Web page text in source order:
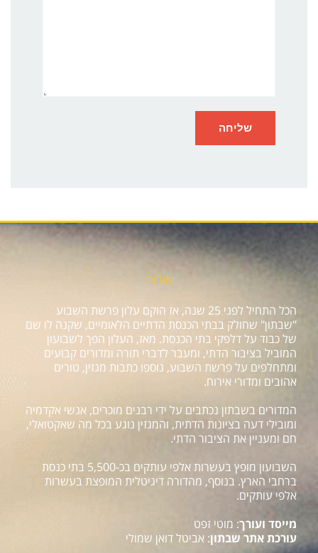
אודות
הכל התחיל לפני 25 שנה, אז הוקם עלון פרשת השבוע
"שבתון" שחולק בבתי הכנסת הדתיים הלאומיים, שקנה לו שם
של כבוד על דלפקי בתי הכנסת. מאז, העלון הפך לשבועון
המוביל בציבור הדתי, ומעבר לדברי תורה ומדורים קבועים
ומתחלפים על פרשת השבוע, נוספו כתבות מגזין, טורים
אהובים ומדורי אירוח.
המדורים בשבתון נכתבים על ידי רבנים מוכרים, אנשי אקדמיה
ומובילי דעה בציונות הדתית, והמגזין נוגע בכל מה שאקטואלי,
חם ומעניין את הציבור הדתי.
השבועון מופץ בעשרות אלפי עותקים בכ-5,500 בתי כנסת
ברחבי הארץ. בנוסף, מהדורה דיגיטלית המופצת בעשרות
אלפי עותקים.
מייסד ועורך: מוטי זפט
עורכת אתר שבתון: אביטל דואן שמולי